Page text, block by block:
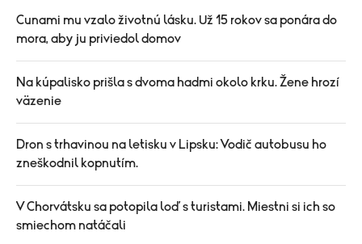
Cunami mu vzalo životnú lásku. Už 15 rokov sa ponára do
mora, aby ju priviedol domov
Na kúpalisko prišla s dvoma hadmi okolo krku. Žene hrozí
väzenie
Dron s trhavinou na letisku v Lipsku: Vodič autobusu ho
zneškodnil kopnutím.
V Chorvátsku sa potopila loď s turistami. Miestni si ich so
smiechom natáčali